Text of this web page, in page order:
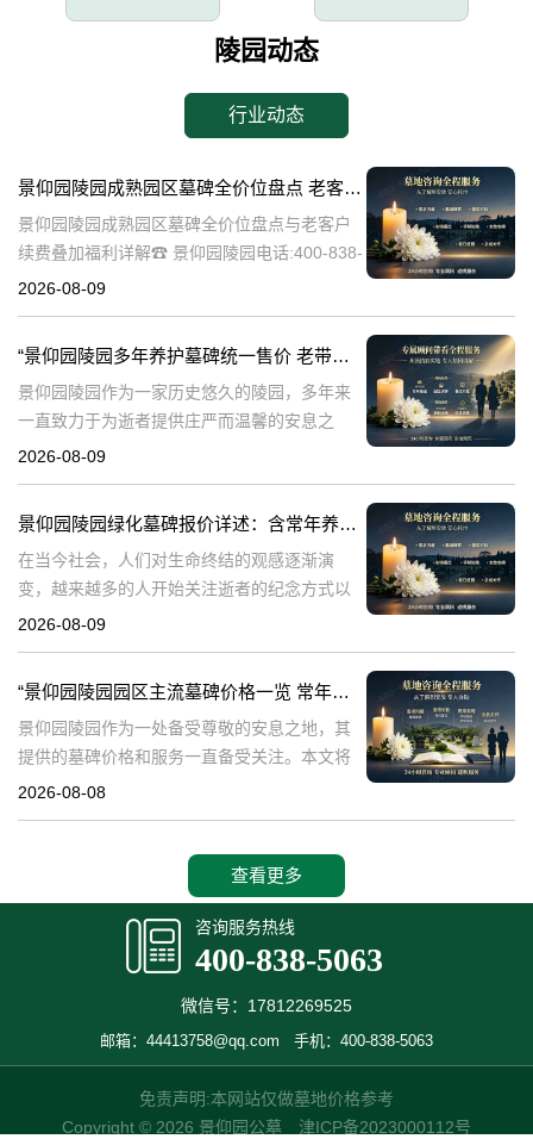
陵园动态
行业动态
景仰园陵园成熟园区墓碑全价位盘点 老客户续费叠加福利详解
景仰园陵园成熟园区墓碑全价位盘点与老客户
续费叠加福利详解☎ 景仰园陵园电话:400-838-
5063在人生的旅途中，每个人都会面临生老病
2026-08-09
“景仰园陵园多年养护墓碑统一售价 老带新双方共享优惠 详解与福利”
景仰园陵园作为一家历史悠久的陵园，多年来
一直致力于为逝者提供庄严而温馨的安息之
地。在众多陵园中，景仰园陵园以其独特的服
售
2026-08-09
景仰园陵园绿化墓碑报价详述：含常年养护，无额外费用
在当今社会，人们对生命终结的观感逐渐演
变，越来越多的人开始关注逝者的纪念方式以
及陵园的环境品质。景仰园陵园，作为专业的
区
2026-08-09
“景仰园陵园园区主流墓碑价格一览 常年保洁养护随单赠送 专属优惠活动解析”
景仰园陵园作为一处备受尊敬的安息之地，其
提供的墓碑价格和服务一直备受关注。本文将
深入探讨景仰园陵园园区主流墓碑的价格体
2026-08-08
查看更多
咨询服务热线
400-838-5063
微信号：17812269525
邮箱：44413758@qq.com 手机：400-838-5063
免责声明:本网站仅做墓地价格参考
Copyright © 2026 景仰园公墓 津ICP备2023000112号